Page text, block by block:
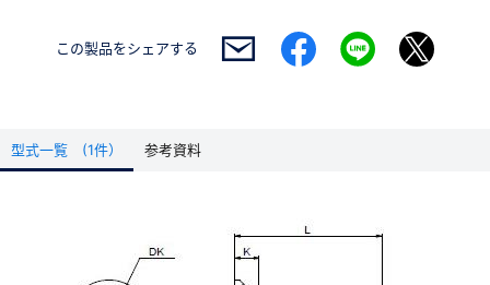
この製品をシェアする
型式一覧 (1件） 参考資料